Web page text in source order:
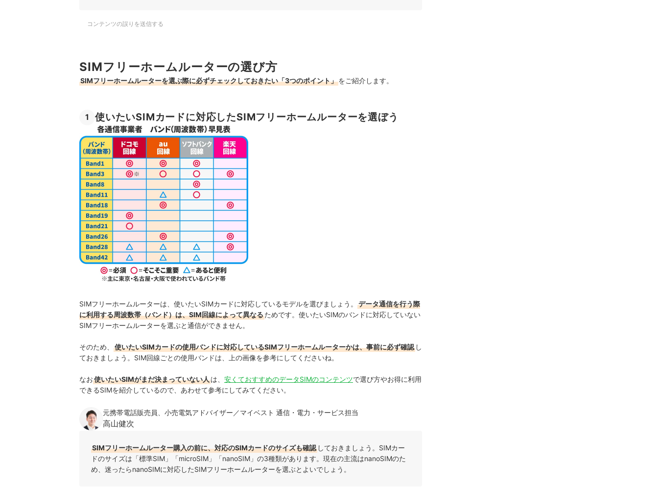
コンテンツの誤りを送信する
SIMフリーホームルーターの選び方
SIMフリーホームルーターを選ぶ際に必ずチェックしておきたい「3つのポイント」をご紹介します。
1 使いたいSIMカードに対応したSIMフリーホームルーターを選ぼう
SIMフリーホームルーターは、使いたいSIMカードに対応しているモデルを選びましょう。
データ通信を行う際
に利用する周波数帯（バンド）は、SIM回線によって異なるためです。使いたいSIMのバンドに対応していない
SIMフリーホームルーターを選ぶと通信ができません。
そのため、 使いたいSIMカードの使用バンドに対応しているSIMフリーホームルーターかは、事前に必ず確認 し
ておきましょう。SIM回線ごとの使用バンドは、上の画像を参考にしてくださいね。
なお使いたいSIMがまだ決まっていない人は、 安くておすすめのデータSIMのコンテンツで選び方やお得に利用
できるSIMを紹介しているので、あわせて参考にしてみてください。
元携帯電話販売員、小売電気アドバイザー／マイベスト 通信・電力・サービス担当
高山健次
SIMフリーホームルーター購入の前に、対応のSIMカードのサイズも確認 しておきましょう。SIMカー
ドのサイズは「標準SIM」「microSIM」「nanoSIM」の3種類があります。現在の主流はnanoSIMのた
め、迷ったらnanoSIMに対応したSIMフリーホームルーターを選ぶとよいでしょう。